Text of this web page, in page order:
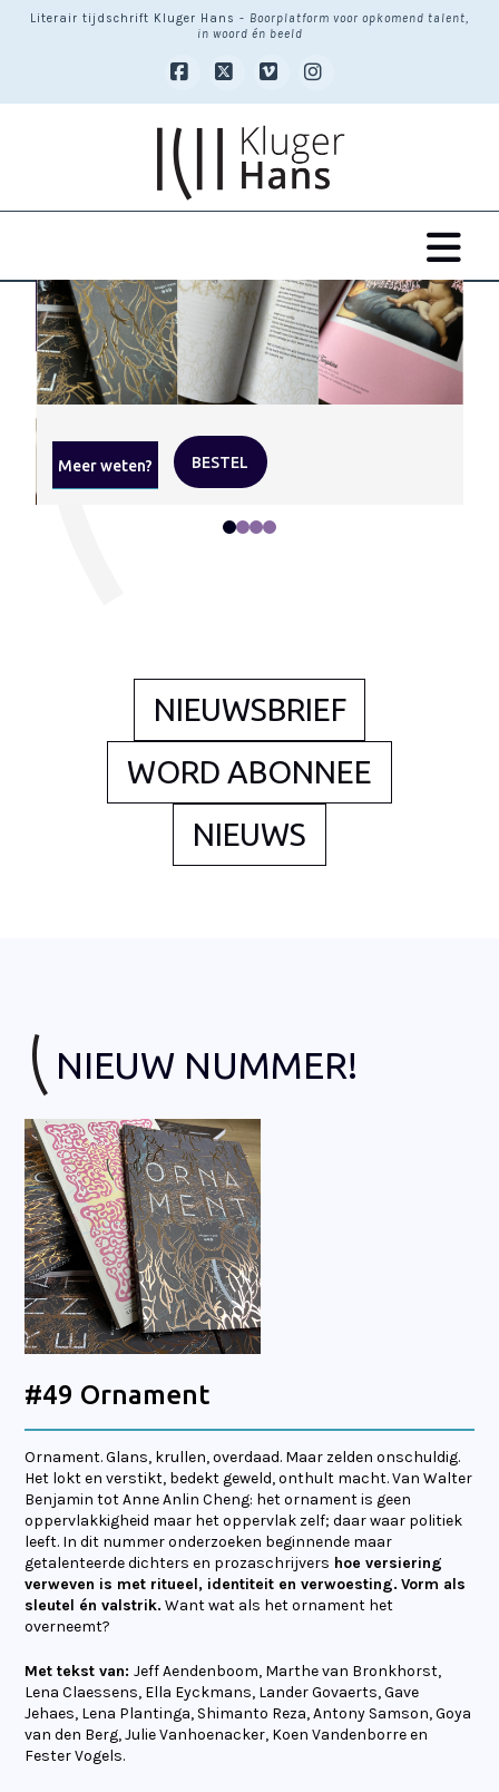
Literair tijdschrift Kluger Hans - Boorplatform voor opkomend talent,
in woord én beeld
Facebook
X VimeoInstagram
Meer weten? BESTEL
01 2 3
NIEUWSBRIEF
WORD ABONNEE
NIEUWS
NIEUW NUMMER!
#49 Ornament
Ornament. Glans, krullen, overdaad. Maar zelden onschuldig.
Het lokt en verstikt, bedekt geweld, onthult macht. Van Walter
Benjamin tot Anne Anlin Cheng: het ornament is geen
oppervlakkigheid maar het oppervlak zelf; daar waar politiek
leeft. In dit nummer onderzoeken beginnende maar
getalenteerde dichters en prozaschrijvers hoe versiering
verweven is met ritueel, identiteit en verwoesting. Vorm als
sleutel én valstrik. Want wat als het ornament het
overneemt?
Met tekst van:Jeff Aendenboom, Marthe van Bronkhorst,
Lena Claessens, Ella Eyckmans, Lander Govaerts, Gave
Jehaes, Lena Plantinga, Shimanto Reza, Antony Samson, Goya
van den Berg, Julie Vanhoenacker, Koen Vandenborre en
Fester Vogels.